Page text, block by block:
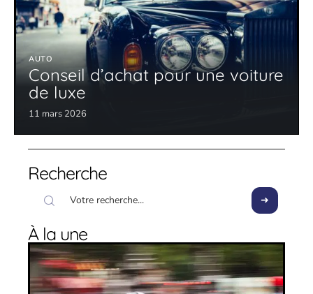
AUTO
Conseil d’achat pour une voiture
de luxe
11 mars 2026
Recherche
À la une